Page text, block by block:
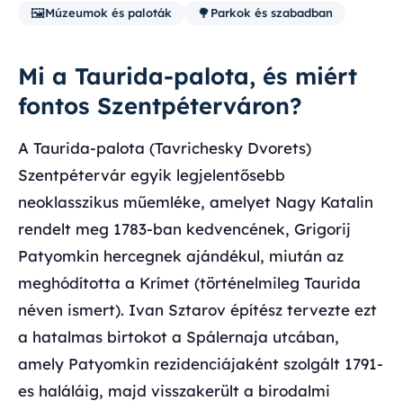
🖼️Múzeumok és paloták 🌳Parkok és szabadban
Mi a Taurida-palota, és miért
fontos Szentpéterváron?
A Taurida-palota (Tavrichesky Dvorets)
Szentpétervár egyik legjelentősebb
neoklasszikus műemléke, amelyet Nagy Katalin
rendelt meg 1783-ban kedvencének, Grigorij
Patyomkin hercegnek ajándékul, miután az
meghódította a Krímet (történelmileg Taurida
néven ismert). Ivan Sztarov építész tervezte ezt
a hatalmas birtokot a Spálernaja utcában,
amely Patyomkin rezidenciájaként szolgált 1791-
es haláláig, majd visszakerült a birodalmi